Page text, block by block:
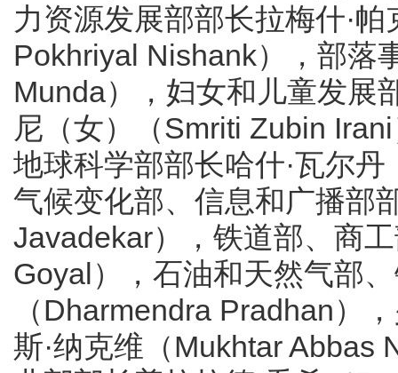
力资源发展部部长拉梅什·
Pokhriyal Nishank），部落
Munda），妇女和儿童发展
尼（女）（Smriti Zubin
地球科学部部长哈什·瓦尔
气候变化部、信息和广播部
Javadekar），铁道部、商
Goyal），石油和天然气部
（Dharmendra Pradhan）
斯·纳克维（Mukhtar Abbas